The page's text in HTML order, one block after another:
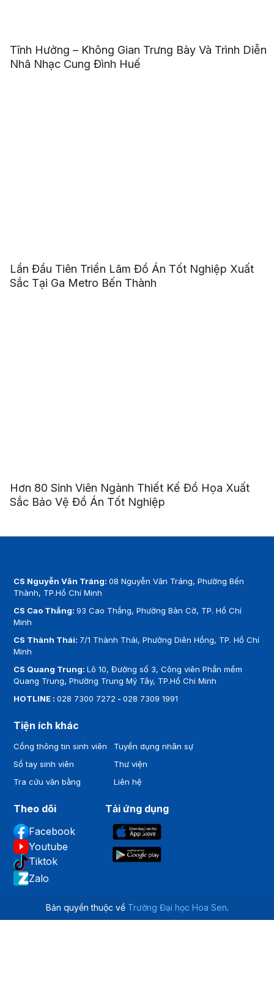
Tĩnh Hưởng – Không Gian Trưng Bày Và Trình Diễn
Nhã Nhạc Cung Đình Huế
Lần Đầu Tiên Triển Lãm Đồ Án Tốt Nghiệp Xuất
Sắc Tại Ga Metro Bến Thành
Hơn 80 Sinh Viên Ngành Thiết Kế Đồ Họa Xuất
Sắc Bảo Vệ Đồ Án Tốt Nghiệp
CS Nguyễn Văn Tráng:08 Nguyễn Văn Tráng, Phường Bến
Thành, TP.Hồ Chí Minh
CS Cao Thắng:93 Cao Thắng, Phường Bàn Cờ, TP. Hồ Chí
Minh
CS Thành Thái: 7/1 Thành Thái, Phường Diên Hồng, TP. Hồ Chí
Minh
CS Quang Trung:Lô 10, Đường số 3, Công viên Phần mềm
Quang Trung, Phường Trung Mỹ Tây, TP.Hồ Chí Minh
HOTLINE :028 7300 7272 -028 7309 1991
Tiện ích khác
Cổng thông tin sinh viên
Sổ tay sinh viên
Tra cứu văn bằng
Tuyển dụng nhân sự
Thư viện
Liên hệ
Theo dõi
Facebook
Youtube
Tiktok
Zalo
Tải ứng dụng
Bản quyền thuộc về Trường Đại học Hoa Sen.